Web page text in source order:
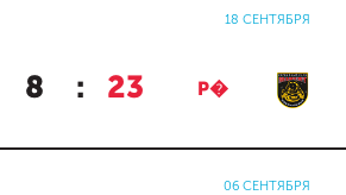
18 СЕНТЯБРЯ
8 : 23 Р�
06 СЕНТЯБРЯ